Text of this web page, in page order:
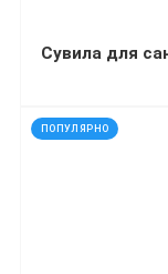
ПОПУЛЯРНО
код: 21642